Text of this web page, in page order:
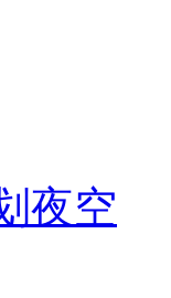
夜空